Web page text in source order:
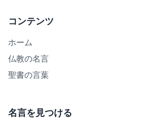
コンテンツ
ホーム
仏教の名言
聖書の言葉
名言を見つける